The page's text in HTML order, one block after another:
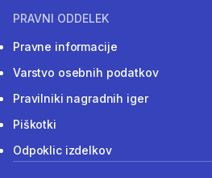
PRAVNI ODDELEK
Pravne informacije
Varstvo osebnih podatkov
Pravilniki nagradnih iger
Piškotki
Odpoklic izdelkov